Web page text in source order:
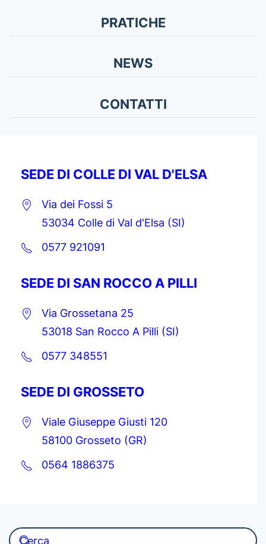
PRATICHE
NEWS
CONTATTI
SEDE DI COLLE DI VAL D'ELSA
Via dei Fossi 5
53034 Colle di Val d'Elsa (SI)
0577 921091
SEDE DI SAN ROCCO A PILLI
Via Grossetana 25
53018 San Rocco A Pilli (SI)
0577 348551
SEDE DI GROSSETO
Viale Giuseppe Giusti 120
58100 Grosseto (GR)
0564 1886375